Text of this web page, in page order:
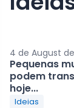
4 de August
Pequenas
podem
hoje...
Ideias